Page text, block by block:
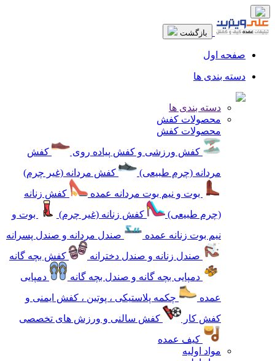
بازگشت
صفحه اول
دسته بندی ها
دسته بندی ها
محصولات کفش
محصولات کفش
کفش ورزشی و کفش پیاده روی
کفش
مردانه (چرم طبیعی)
کفش مردانه (غیر چرم)
بوت و نیم بوت مردانه عمده
کفش زنانه
(چرم طبیعی)
کفش زنانه (غیر چرم)
بوت و
نیم بوت زنانه عمده
صندل مردانه و صندل پسرانه
صندل زنانه و صندل دخترانه
کفش بچه گانه
دمپایی بچه گانه و صندل بچه گانه
دمپایی
عمده
چکمه پلاستیکی ، پوتین ، کفش ایمنی و
کفش کار
کفش سالنی و ورزش های تخصصی
کیف عمده
مواد اولیه